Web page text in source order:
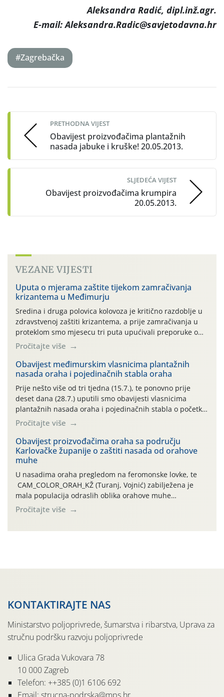
Aleksandra Radić, dipl.inž.agr.
E-mail: Aleksandra.Radic@savjetodavna.hr
#Zagrebačka
navigation
PRETHODNA VIJEST
Obavijest proizvođačima plantažnih
nasada jabuke i kruške! 20.05.2013.
SLJEDEĆA VIJEST
Obavijest proizvođačima krumpira
20.05.2013.
VEZANE VIJESTI
Uputa o mjerama zaštite tijekom zamračivanja
krizantema u Međimurju
Sredina i druga polovica kolovoza je kritično razdoblje u
zdravstvenoj zaštiti krizantema, a prije zamračivanja u
proteklom smo mjesecu tri puta upućivali preporuke o
preventivnim mjerama zaštite krizantema od najčešćih
uzročnika bolesti, štetnika i fito-fagnih grinja (23.7., 14.7.,
06.7.)! Na početku ovog mjeseca je zabilježeno je
povijesno i ekstremno vruće meteorološko razdoblje, uz
najviše temperature […]
Pročitajte više
Obavijest međimurskim vlasnicima plantažnih
nasada oraha i pojedinačnih stabla oraha
Prije nešto više od tri tjedna (15.7.), te ponovno prije
deset dana (28.7.) uputili smo obavijesti vlasnicima
plantažnih nasada oraha i pojedinačnih stabla o početku
leta i ovogodišnjoj potrebi usmjerenog suzbijanja
orahove muhe (Rhagoletis completa)! Već dvanaest dana
traje drugi ovogodišnji “toplinski udar”, koji naročito
izražen zadnja šest dana (31.7.-05.8.), jer najviše
temperature zraka svakodnevno […]
Pročitajte više
Obavijest proizvođačima oraha sa području
Karlovačke županije o zaštiti nasada od orahove
muhe
U nasadima oraha pregledom na feromonske lovke, te
CAM_COLOR_ORAH_KŽ (Turanj, Vojnić) zabilježena je
mala populacija odraslih oblika orahove muhe
(Rhagoletis completa). Niska brojnost može se objasniti
činjenicom da je riječ o mladim nasadima s vrlo malim
Pročitajte više
KONTAKTIRAJTE NAS
Ministarstvo poljoprivrede, šumarstva i ribarstva, Uprava za
stručnu podršku razvoju poljoprivrede
Ulica Grada Vukovara 78
10 000 Zagreb
Telefon: ++385 (0)1 6106 692